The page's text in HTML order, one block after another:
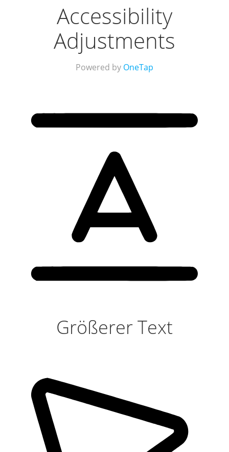
Accessibility
Adjustments
Powered by OneTap
Größerer Text